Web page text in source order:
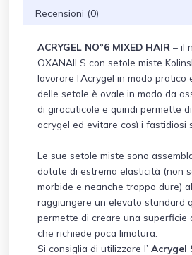
Recensioni (0)
ACRYGEL NO°6 MIXED HAIR – il
OXANAILS con setole miste
lavorare l’Acrygel in modo pratico
delle setole è ovale in modo da
di girocuticole e quindi permette
acrygel ed evitare così i fastidiosi
Le sue setole miste sono
dotate di estrema elasticità (non
morbide e neanche troppo dure)
raggiungere un elevato standard
permette di creare una superficie
che richiede poca limatura.
Si consiglia di utilizzare l’Acrygel